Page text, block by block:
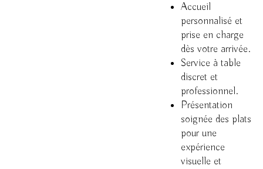
Accueil
personnalisé et
prise en charge
dès votre arrivée.
Service à table
discret et
professionnel.
Présentation
soignée des plats
pour une
expérience
visuelle et